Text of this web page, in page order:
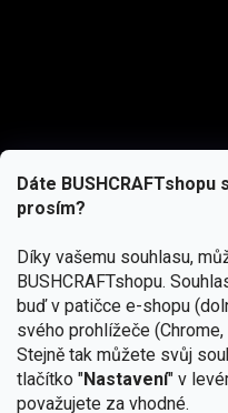
Dáte BUSHCRAFTshopu
prosím?
Díky vašemu souhlasu,
BUSHCRAFTshopu.
buď v patičce e-shopu
svého prohlížeče
Stejně tak můžete svůj
tlačítko "Nastavení" v
považujete za vhodné.